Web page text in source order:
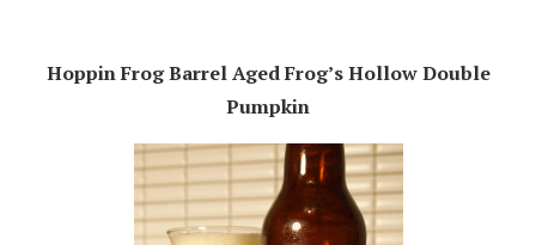
Hoppin Frog Barrel Aged Frog’s Hollow Double
Pumpkin